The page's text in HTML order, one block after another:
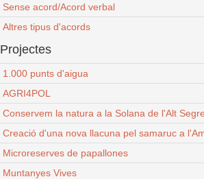
Sense acord/Acord verbal
Altres tipus d'acords
Projectes
1.000 punts d'aigua
AGRI4POL
Conservem la natura a la Solana de l'Alt
Creació d'una nova llacuna pel samaruc a
Microreserves de papallones
Muntanyes Vives